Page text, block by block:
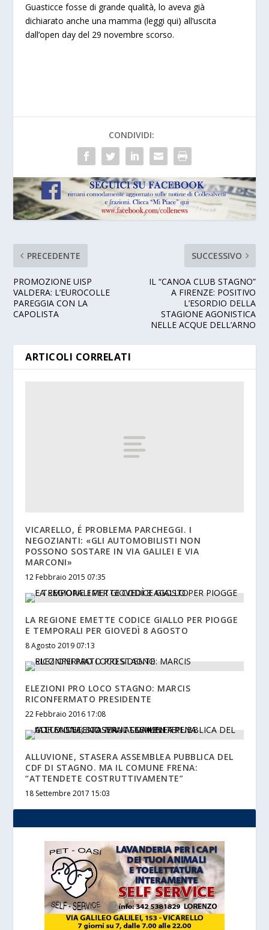
Guasticce fosse di grande qualità, lo aveva già
dichiarato anche una mamma (leggi qui) all’uscita
dall’open day del 29 novembre scorso.
CONDIVIDI:
PRECEDENTE
PROMOZIONE UISP
VALDERA: L’EUROCOLLE
PAREGGIA CON LA
CAPOLISTA
SUCCESSIVO
IL “CANOA CLUB STAGNO”
A FIRENZE: POSITIVO
L’ESORDIO DELLA
STAGIONE AGONISTICA
NELLE ACQUE DELL’ARNO
ARTICOLI CORRELATI
VICARELLO, É PROBLEMA PARCHEGGI. I
NEGOZIANTI: «GLI AUTOMOBILISTI NON
POSSONO SOSTARE IN VIA GALILEI E VIA
MARCONI»
12 Febbraio 2015 07:35
LA REGIONE EMETTE CODICE GIALLO PER PIOGGE
E TEMPORALI PER GIOVEDÌ 8 AGOSTO
8 Agosto 2019 07:13
ELEZIONI PRO LOCO STAGNO: MARCIS
RICONFERMATO PRESIDENTE
22 Febbraio 2016 17:08
ALLUVIONE, STASERA ASSEMBLEA PUBBLICA DEL
CDF DI STAGNO. MA IL COMUNE FRENA:
“ATTENDETE COSTRUTTIVAMENTE”
18 Settembre 2017 15:03